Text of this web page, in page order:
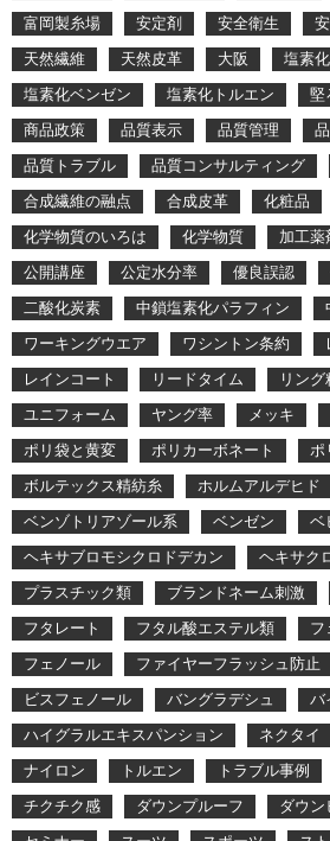
富岡製糸場
安定剤 安全衛生
天然繊維
天然皮革 大阪
塩素
塩素化ベンゼン
塩素化トルエン 堅
商品政策
品質表示 品質管理
品質トラブル
品質コンサルティング
合成繊維の融点
合成皮革 化粧品
化学物質のいろは
化学物質 加工薬
公開講座
公定水分率 優良誤認
二酸化炭素
中鎖塩素化パラフィン
ワーキングウエア
ワシントン条約
レインコート
リードタイム
リン
ユニフォーム
ヤング率 メッキ
ポリ袋と黄変
ポリカーボネート
ポ
ボルテックス精紡糸
ホルムアルデヒド
ベンゾトリアゾール系
ベンゼン ベ
ヘキサブロモシクロドデカン
ヘキサク
プラスチック類
ブランドネーム刺激
フタレート
フタル酸エステル類
フ
フェノール
ファイヤーフラッシュ防止
ビスフェノール
バングラデシュ バ
ハイグラルエキスパンション
ネクタイ
ナイロン
トルエン トラブル事例
チクチク感
ダウンプルーフ ダウ